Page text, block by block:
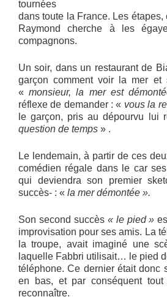
tournées
dans toute la France. Les étapes,
Raymond cherche à les
compagnons.
Un soir, dans un restaurant de
garçon comment voir la mer et
«monsieur, la mer est
réflexe de demander : « vous la
le garçon, pris au dépourvu lui
question de temps » .
Le lendemain, à partir de ces
comédien régale dans le car
qui deviendra son premier
succès- : « la mer démontée ».
Son second succès « le pied »
improvisation pour ses amis. La
la troupe, avait imaginé une
laquelle Fabbri utilisait… le pied
téléphone. Ce dernier était donc
en bas, et par conséquent
reconnaître.